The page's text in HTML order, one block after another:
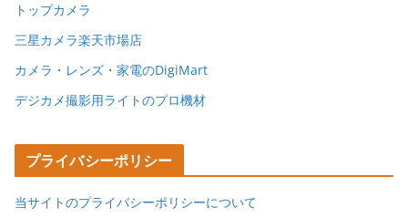
トップカメラ
三星カメラ楽天市場店
カメラ・レンズ・家電のDigiMart
デジカメ撮影用ライトのプロ機材
プライバシーポリシー
当サイトのプライバシーポリシーについて